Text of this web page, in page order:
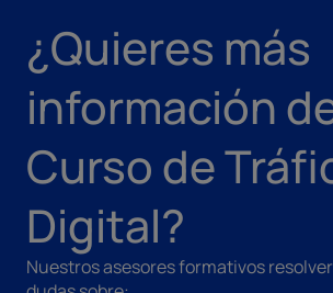
¿Quieres más
información
Curso de
Digital?
Nuestros asesores formativos